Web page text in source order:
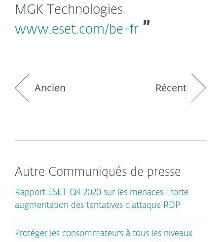
MGK Technologies
www.eset.com/be-fr
Ancien Récent
Autre Communiqués de presse
Rapport ESET Q4 2020 sur les menaces : forte
augmentation des tentatives d'attaque RDP
Protéger les consommateurs à tous les niveaux